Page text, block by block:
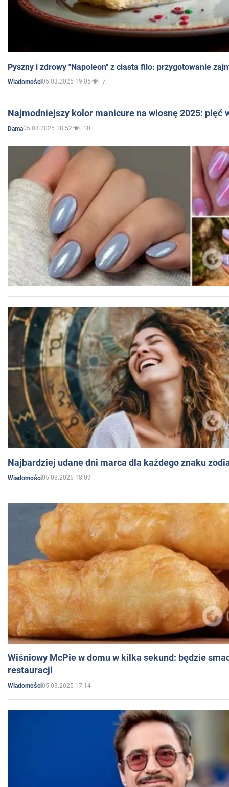
Pyszny i zdrowy "Napoleon" z ciasta filo: przygotowanie
Wiadomości05.03.2025 19:05 7
Najmodniejszy kolor manicure na wiosnę 2025: pięć
Dama05.03.2025 18:52 10
Najbardziej udane dni marca dla każdego znaku
Wiadomości05.03.2025 18:09
Wiśniowy McPie w domu w kilka sekund: będzie
restauracji
Wiadomości05.03.2025 17:14